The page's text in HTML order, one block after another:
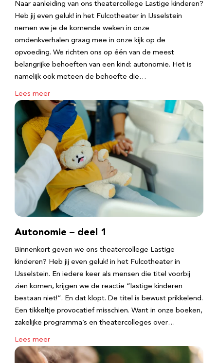
Naar aanleiding van ons theatercollege Lastige kinderen?
Heb jij even geluk! in het Fulcotheater in IJsselstein
nemen we je de komende weken in onze
omdenkverhalen graag mee in onze kijk op de
opvoeding. We richten ons op één van de meest
belangrijke behoeften van een kind: autonomie. Het is
namelijk ook meteen de behoefte die…
Lees meer
Autonomie – deel 1
Binnenkort geven we ons theatercollege Lastige
kinderen? Heb jij even geluk! in het Fulcotheater in
IJsselstein. En iedere keer als mensen die titel voorbij
zien komen, krijgen we de reactie “lastige kinderen
bestaan niet!”. En dat klopt. De titel is bewust prikkelend.
Een tikkeltje provocatief misschien. Want in onze boeken,
zakelijke programma’s en theatercolleges over…
Lees meer